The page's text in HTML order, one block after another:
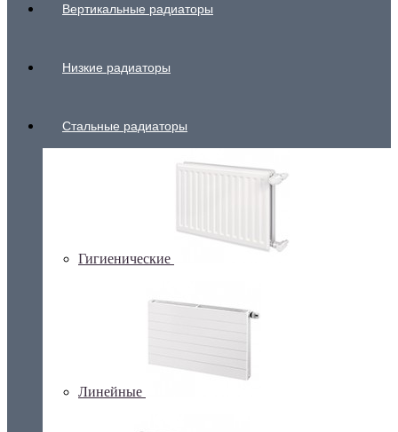
Вертикальные радиаторы
Низкие радиаторы
Стальные радиаторы
Гигиенические
Линейные